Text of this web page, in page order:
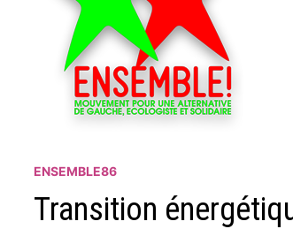
ENSEMBLE86
Transition